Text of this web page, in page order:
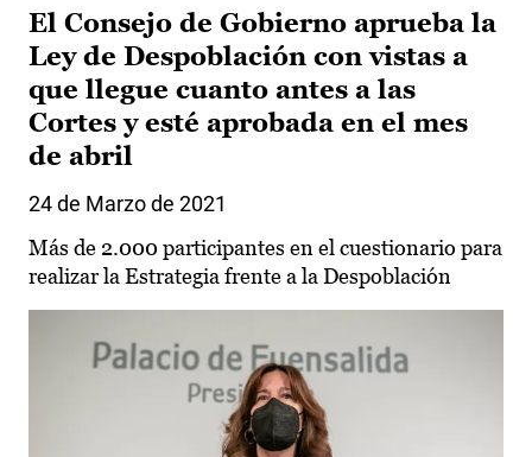
El Consejo de Gobierno aprueba la
Ley de Despoblación con vistas a
que llegue cuanto antes a las
Cortes y esté aprobada en el mes
de abril
24 de Marzo de 2021
Más de 2.000 participantes en el cuestionario para
realizar la Estrategia frente a la Despoblación